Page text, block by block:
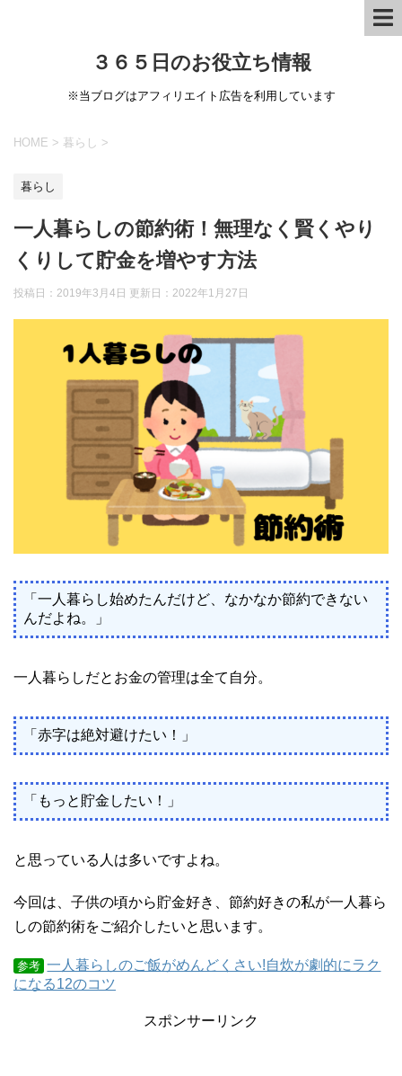
３６５日のお役立ち情報
※当ブログはアフィリエイト広告を利用しています
HOME > 暮らし >
暮らし
一人暮らしの節約術！無理なく賢くやり
くりして貯金を増やす方法
投稿日：2019年3月4日 更新日： 2022年1月27日
「一人暮らし始めたんだけど、なかなか節約できない
んだよね。」
一人暮らしだとお金の管理は全て自分。
「赤字は絶対避けたい！」
「もっと貯金したい！」
と思っている人は多いですよね。
今回は、子供の頃から貯金好き、節約好きの私が一人暮ら
しの節約術をご紹介したいと思います。
参考 一人暮らしのご飯がめんどくさい!自炊が劇的にラク
になる12のコツ
スポンサーリンク